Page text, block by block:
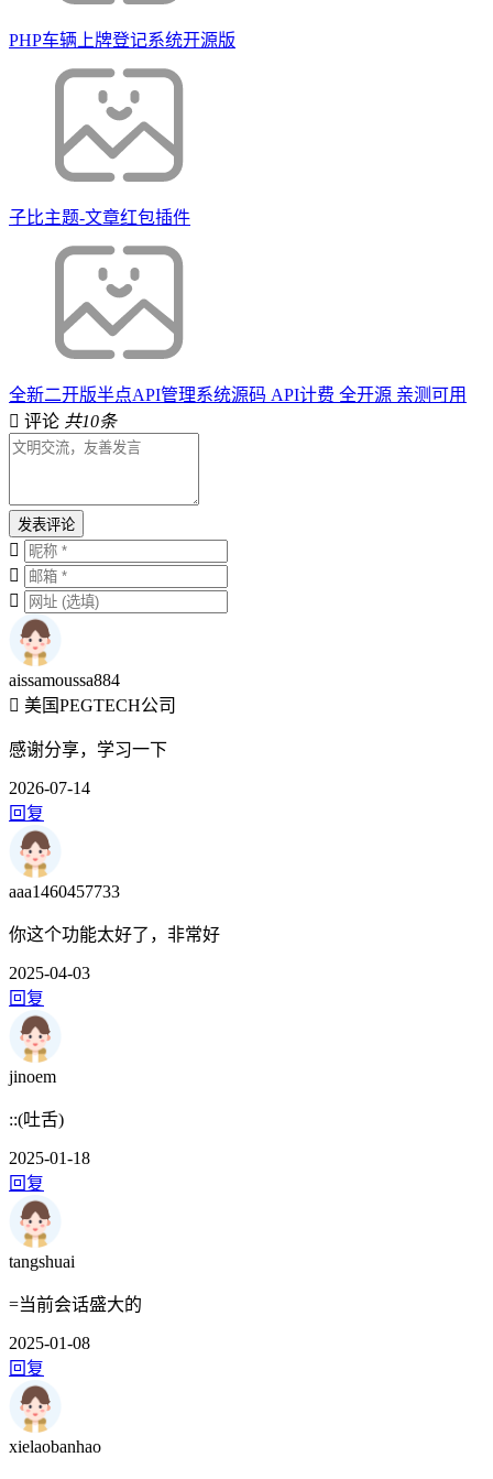
PHP车辆上牌登记系统开源版
子比主题-文章红包插件
全新二开版半点API管理系统源码 API计费 全开源 亲测可用
评论 共10条
发表评论
aissamoussa884
美国PEGTECH公司
感谢分享，学习一下
2026-07-14
回复
aaa1460457733
你这个功能太好了，非常好
2025-04-03
回复
jinoem
::(吐舌)
2025-01-18
回复
tangshuai
=当前会话盛大的
2025-01-08
回复
xielaobanhao